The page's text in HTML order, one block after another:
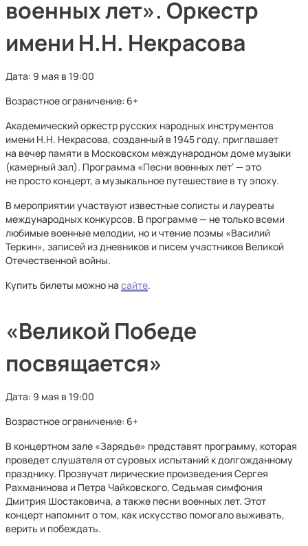
военных лет». Оркестр
имени Н.Н. Некрасова
Дата: 9 мая в 19:00
Возрастное ограничение: 6+
Академический оркестр русских народных инструментов
имени Н.Н. Некрасова, созданный в 1945 году, приглашает
на вечер памяти в Московском международном доме музыки
(камерный зал). Программа «Песни военных лет‘ — это
не просто концерт, а музыкальное путешествие в ту эпоху.
В мероприятии участвуют известные солисты и лауреаты
международных конкурсов. В программе — не только всеми
любимые военные мелодии, но и чтение поэмы «Василий
Теркин», записей из дневников и писем участников Великой
Отечественной войны.
Купить билеты можно на сайте.
«Великой Победе
посвящается»
Дата: 9 мая в 19:00
Возрастное ограничение: 6+
В концертном зале «Зарядье» представят программу, которая
проведет слушателя от суровых испытаний к долгожданному
празднику. Прозвучат лирические произведения Сергея
Рахманинова и Петра Чайковского, Седьмая симфония
Дмитрия Шостаковича, а также песни военных лет. Этот
концерт напомнит о том, как искусство помогало выживать,
верить и побеждать.